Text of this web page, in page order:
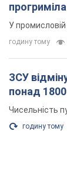
У промисловій
годину тому
ЗСУ
понад
Чисельність
годину тому